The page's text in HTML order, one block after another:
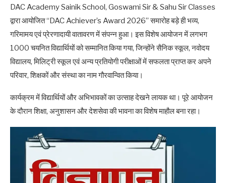
DAC Academy Sainik School, Goswami Sir & Sahu Sir Classes
द्वारा आयोजित “DAC Achiever’s Award 2026” समारोह बड़े ही भव्य,
गरिमामय एवं प्रेरणादायी वातावरण में संपन्न हुआ। इस विशेष आयोजन में लगभग
1000 चयनित विद्यार्थियों को सम्मानित किया गया, जिन्होंने सैनिक स्कूल, नवोदय
विद्यालय, मिलिट्री स्कूल एवं अन्य प्रतियोगी परीक्षाओं में सफलता प्राप्त कर अपने
परिवार, शिक्षकों और संस्था का नाम गौरवान्वित किया।
कार्यक्रम में विद्यार्थियों और अभिभावकों का उत्साह देखने लायक था। पूरे आयोजन
के दौरान शिक्षा, अनुशासन और देशसेवा की भावना का विशेष माहौल बना रहा।